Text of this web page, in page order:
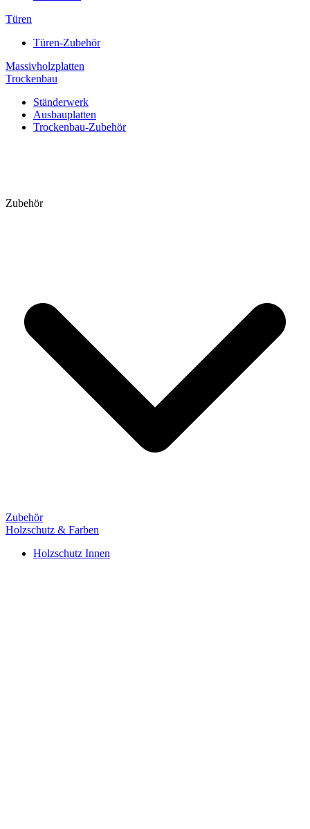
Türen
Türen-Zubehör
Massivholzplatten
Trockenbau
Ständerwerk
Ausbauplatten
Trockenbau-Zubehör
Zubehör
Zubehör
Holzschutz & Farben
Holzschutz Innen